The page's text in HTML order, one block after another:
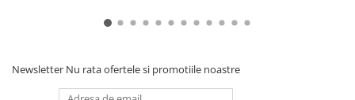
Newsletter Nu rata ofertele si promotiile noastre